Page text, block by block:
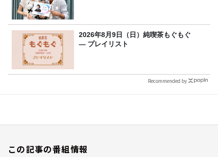
2026年8月9日（日）純喫茶もぐもぐ
― プレイリスト
Recommended by
この記事の番組情報